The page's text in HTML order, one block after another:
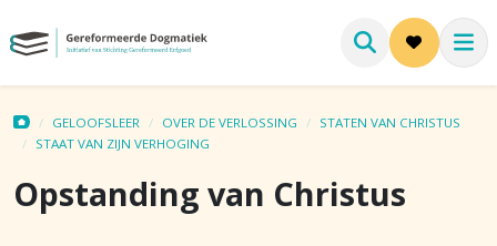
GELOOFSLEER OVER DE VERLOSSING
STATEN VAN CHRISTUS
STAAT VAN ZIJN VERHOGING
Opstanding van Christus